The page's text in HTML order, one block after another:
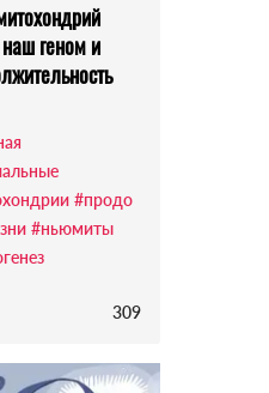
геном и
#продо
#ньюмиты
309